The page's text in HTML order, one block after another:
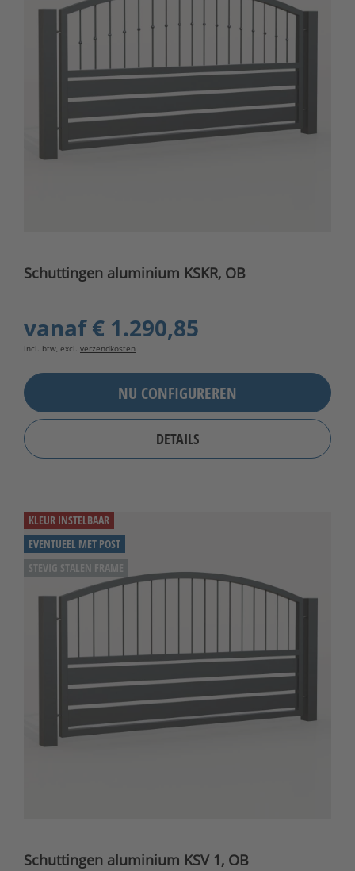
Schuttingen aluminium KSKR, OB
vanaf€ 1.290,85
incl. btw, excl. verzendkosten
NU CONFIGUREREN
DETAILS
KLEUR INSTELBAAR
EVENTUEEL MET POST
STEVIG STALEN FRAME
Schuttingen aluminium KSV 1, OB